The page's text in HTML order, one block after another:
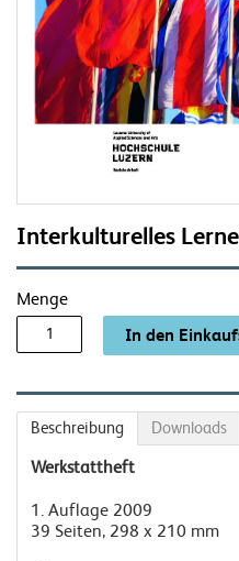
Interkulturelles
Menge
Beschreibung Downloads
Werkstattheft
1. Auflage 2009
39 Seiten, 298 x 210 mm